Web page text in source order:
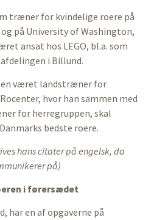
træner for kvindelige roere på
på University of Washington,
ansat hos LEGO, bl.a. som
i Billund.
været landstræner for
hvor han sammen med
for herregruppen, skal
bedste roere.
hans citater på engelsk, da
på)
i førersædet
har en af opgaverne på